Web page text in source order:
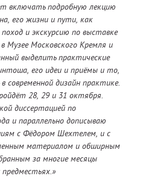
включать подробную лекцию
его жизни и пути, как
и экскурсию по выставке
Музее Московского Кремля и
выделить практические
его идеи и приёмы и то,
дизайн практике.
28, 29 и 31 октября.
диссертацией по
и параллельно дописываю
с Фёдором Шехтелем, и с
материалом и обширным
за многие месяцы